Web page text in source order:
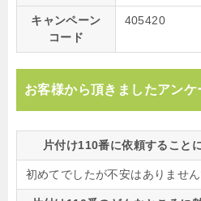
キャンペーン
コード
405420
お客様から頂きましたアンケ
片付け110番に依頼すること
初めてでしたが不安はありません